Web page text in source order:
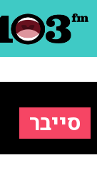
סייבר